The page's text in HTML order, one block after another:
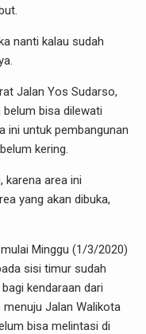
nanti kalau sudah
Jalan Yos Sudarso,
bisa dilewati
ini untuk pembangunan
kering.
karena area ini
yang akan dibuka,
Minggu (1/3/2020)
sisi timur sudah
kendaraan dari
menuju Jalan Walikota
bisa melintasi di